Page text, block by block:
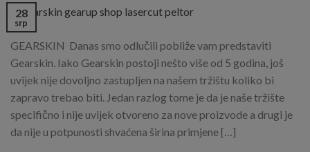
28
srp
GEARSKIN Danas smo odlučili pobliže vam predstaviti
Gearskin. Iako Gearskin postoji nešto više od 5 godina, još
uvijek nije dovoljno zastupljen na našem tržištu koliko bi
zapravo trebao biti. Jedan razlog tome je da je naše tržište
specifično i nije uvijek otvoreno za nove proizvode a drugi je
da nije u potpunosti shvaćena širina primjene […]